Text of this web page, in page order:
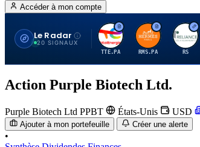
Accéder à mon compte
Le Radar
20 SIGNAUX
T
TTE.PA
H
RMS.PA
R
RS
Action Purple Biotech Ltd.
Purple Biotech Ltd PPBT États-Unis USD
Ajouter à mon portefeuille Créer une alerte
•